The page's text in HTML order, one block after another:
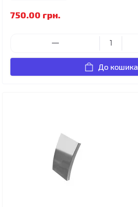
750.00 грн.
До кошика